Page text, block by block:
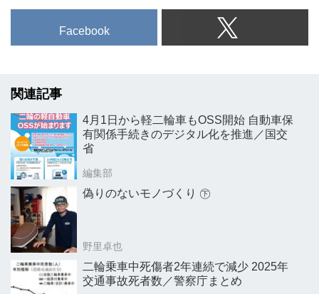
Facebook
関連記事
4月1日から軽二輪車もOSS開始 自動車保
有関係手続きのデジタル化を推進／国交
省
編集部
偽りのないモノづくり ㊦
野里卓也
二輪乗車中死傷者2年連続で減少 2025年
交通事故死者数／警察庁まとめ